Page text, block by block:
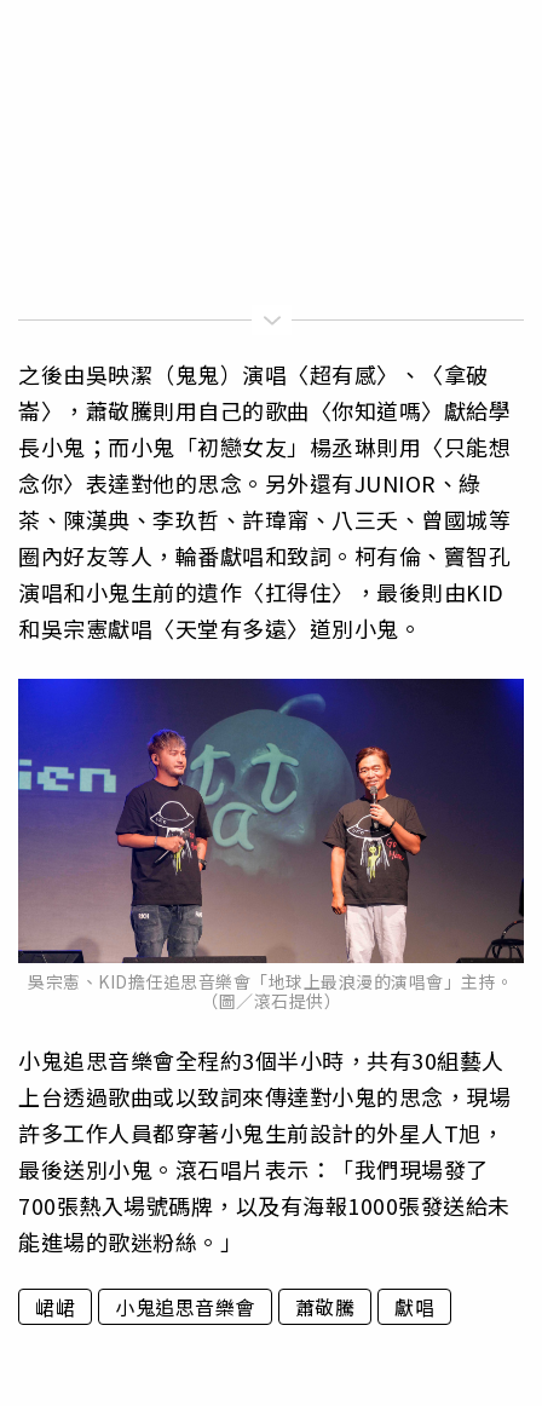
之後由吳映潔（鬼鬼）演唱〈超有感〉、〈拿破
崙〉，蕭敬騰則用自己的歌曲〈你知道嗎〉獻給學
長小鬼；而小鬼「初戀女友」楊丞琳則用〈只能想
念你〉表達對他的思念。另外還有JUNIOR、綠
茶、陳漢典、李玖哲、許瑋甯、八三夭、曾國城等
圈內好友等人，輪番獻唱和致詞。柯有倫、竇智孔
演唱和小鬼生前的遺作〈扛得住〉，最後則由KID
和吳宗憲獻唱〈天堂有多遠〉道別小鬼。
吳宗憲、KID擔任追思音樂會「地球上最浪漫的演唱會」主持。
（圖／滾石提供）
小鬼追思音樂會全程約3個半小時，共有30組藝人
上台透過歌曲或以致詞來傳達對小鬼的思念，現場
許多工作人員都穿著小鬼生前設計的外星人T旭，
最後送別小鬼。滾石唱片表示：「我們現場發了
700張熱入場號碼牌，以及有海報1000張發送給未
能進場的歌迷粉絲。」
峮峮 小鬼追思音樂會 蕭敬騰 獻唱